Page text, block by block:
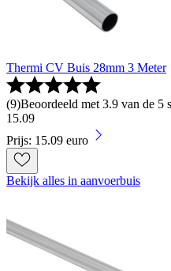
Thermi CV Buis 28mm 3 Meter
(9)Beoordeeld met 3.9 van de 5
15.09
Prijs: 15.09 euro
Bekijk alles in aanvoerbuis